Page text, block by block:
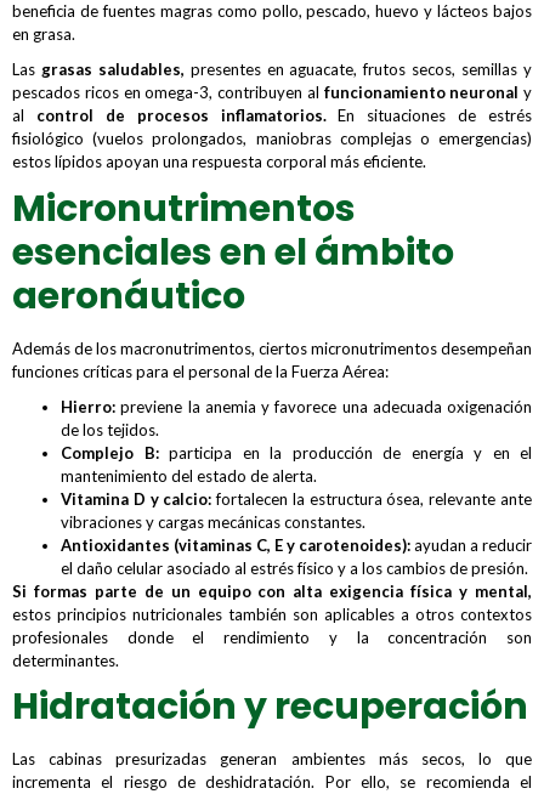
beneficia de fuentes magras como pollo, pescado, huevo y lácteos bajos
en grasa.
Las grasas saludables, presentes en aguacate, frutos secos, semillas y
pescados ricos en omega-3, contribuyen al funcionamiento neuronal y
al control de procesos inflamatorios.En situaciones de estrés
fisiológico (vuelos prolongados, maniobras complejas o emergencias)
estos lípidos apoyan una respuesta corporal más eficiente.
Micronutrimentos
esenciales en el ámbito
aeronáutico
Además de los macronutrimentos, ciertos micronutrimentos desempeñan
funciones críticas para el personal de la Fuerza Aérea:
Hierro: previene la anemia y favorece una adecuada oxigenación
de los tejidos.
Complejo B:participa en la producción de energía y en el
mantenimiento del estado de alerta.
Vitamina D y calcio:fortalecen la estructura ósea, relevante ante
vibraciones y cargas mecánicas constantes.
Antioxidantes (vitaminas C, E y carotenoides):ayudan a reducir
el daño celular asociado al estrés físico y a los cambios de presión.
Si formas parte de un equipo con alta exigencia física y mental,
estos principios nutricionales también son aplicables a otros contextos
profesionales donde el rendimiento y la concentración son
determinantes.
Hidratación y recuperación
Las cabinas presurizadas generan ambientes más secos, lo que
incrementa el riesgo de deshidratación. Por ello, se recomienda el